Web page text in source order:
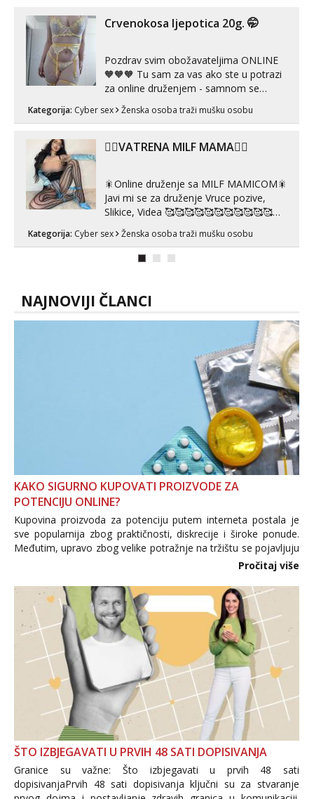
Crvenokosa ljepotica 20g. 🤭
Pozdrav svim obožavateljima ONLINE
🧡🧡🧡 Tu sam za vas ako ste u potrazi
za online druženjem - samnom se
možete zabaviti preko videopoziva, ili
ako vam nisam dovoljna radim i u paru i
😉 Radim i vruća tipkanja uz slike i hot
Kategorija: Cyber sex Ženska osoba traži mušku osobu
❤️‍🔥VATRENA MILF MAMA❤️‍🔥
🎇Online druženje sa MILF MAMICOM🎇
Javi mi se za druženje Vruce pozive,
Slikice, Videa 🥰🥰🥰🥰🥰🥰🥰🥰🥰🥰🥰🥰
🥰 Solo ili sa partnerom ili kolegicama
Javi mi se porukom WhatsApp ili
Telegram WhatsApp 👉+385919977166
🤬...
Kategorija: Cyber sex Ženska osoba traži mušku osobu
NAJNOVIJI ČLANCI
KAKO SIGURNO KUPOVATI PROIZVODE ZA
POTENCIJU ONLINE?
Kupovina proizvoda za potenciju putem interneta postala je
sve popularnija zbog praktičnosti, diskrecije i široke ponude.
Međutim, upravo zbog velike potražnje na tržištu se pojavljuju
i brojni krivotvoreni proizvodi, nepouzdane internetske
Pročitaj više
ŠTO IZBJEGAVATI U PRVIH 48 SATI DOPISIVANJA
Granice su važne: Što izbjegavati u prvih 48 sati
dopisivanjaPrvih 48 sati dopisivanja ključni su za stvaranje